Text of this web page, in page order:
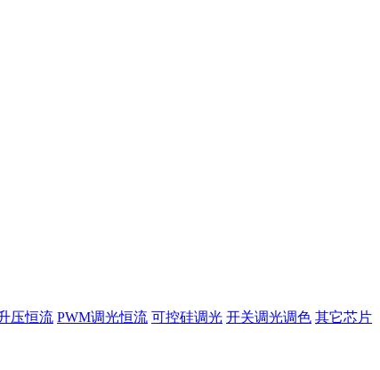
压恒流 PWM调光恒流 可控硅调光 开关调光调色 其它芯片